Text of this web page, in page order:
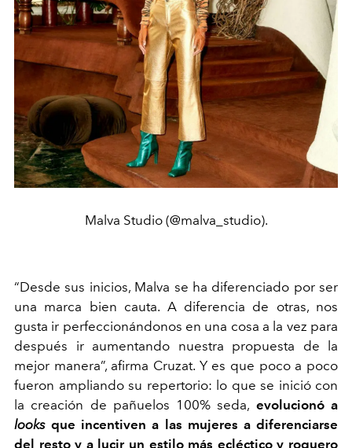
Malva Studio (@malva_studio).
“Desde sus inicios, Malva se ha diferenciado por ser
una marca bien cauta. A diferencia de otras, nos
gusta ir perfeccionándonos en una cosa a la vez para
después ir aumentando nuestra propuesta de la
mejor manera”, afirma Cruzat. Y es que poco a poco
fueron ampliando su repertorio: lo que se inició con
la creación de pañuelos 100% seda, evolucionó a
looks que incentiven a las mujeres a diferenciarse
del resto y a lucir un estilo más ecléctico y roquero